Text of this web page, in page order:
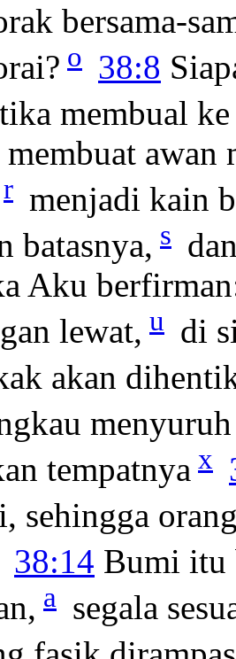
bersama-
o 38:8
membual
awan
r menjadi kain
batasnya, s
Aku
lewat, u
di
akan
tempatnya x
sehingga
38:14 Bumi itu
a segala